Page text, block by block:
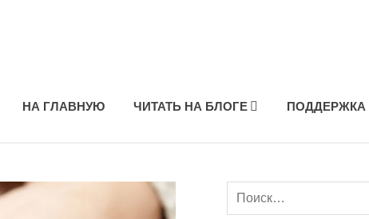
НА ГЛАВНУЮ ЧИТАТЬ НА БЛОГЕ ПОДДЕРЖКА